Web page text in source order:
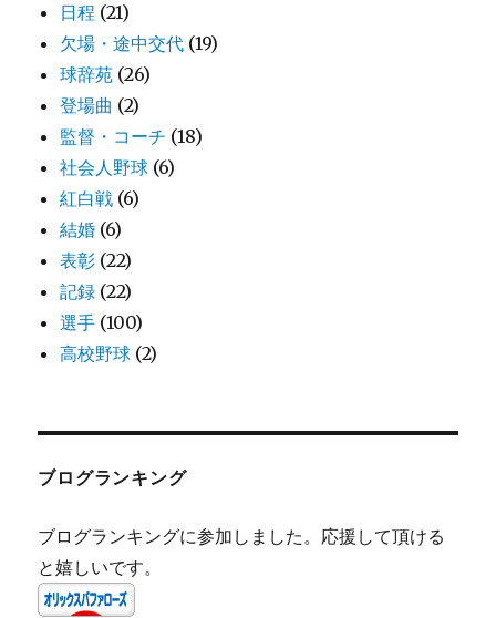
日程 (21)
欠場・途中交代 (19)
球辞苑 (26)
登場曲 (2)
監督・コーチ (18)
社会人野球 (6)
紅白戦 (6)
結婚 (6)
表彰 (22)
記録 (22)
選手 (100)
高校野球 (2)
ブログランキング
ブログランキングに参加しました。応援して頂ける
と嬉しいです。